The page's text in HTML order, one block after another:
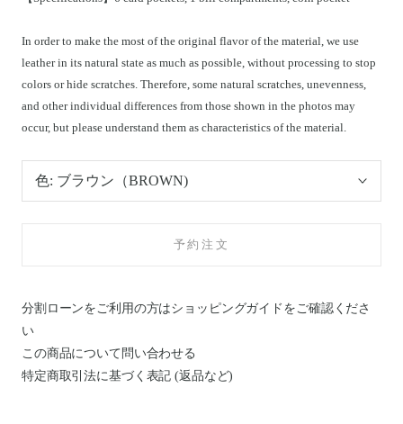
In order to make the most of the original flavor of the material, we use
leather in its natural state as much as possible, without processing to stop
colors or hide scratches. Therefore, some natural scratches, unevenness,
and other individual differences from those shown in the photos may
occur, but please understand them as characteristics of the material.
色: ブラウン（BROWN)
予約注文
分割ローンをご利用の方はショッピングガイドを ご確認くださ
い
この商品について問い合わせる
特定商取引法に基づく表記 (返品など)